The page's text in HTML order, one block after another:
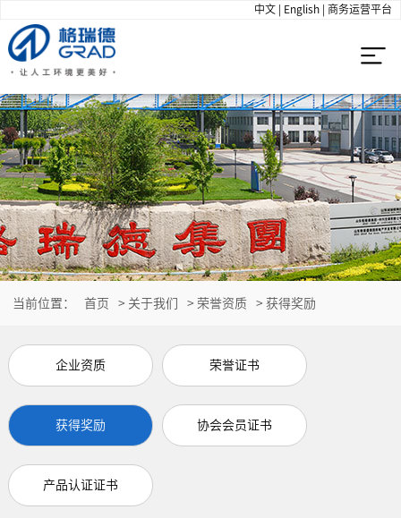
中文 English |商务运营平台
当前位置： 首页 > 关于我们 > 荣誉资质 > 获得奖励
企业资质 荣誉证书
获得奖励 协会会员证书
产品认证证书